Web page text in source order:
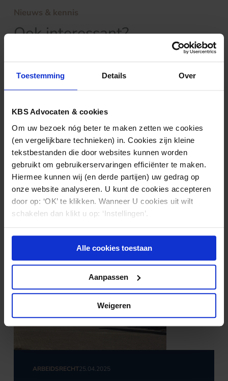
Toestemming Details Over
KBS Advocaten & cookies
Om uw bezoek nóg beter te maken zetten we cookies
(en vergelijkbare technieken) in. Cookies zijn kleine
tekstbestanden die door websites kunnen worden
gebruikt om gebruikerservaringen efficiënter te maken.
Hiermee kunnen wij (en derde partijen) uw gedrag op
onze website analyseren. U kunt de cookies accepteren
door op: ‘OK’ te klikken. Wanneer U cookies uit wilt
schakelen dan klikt u op: ‘Instellingen’.
Alle cookies toestaan
Aanpassen
Weigeren
Nieuws & kennis
Ook interessant?
ARBEIDSRECHT06.05.2025
Opdrachtnemer vangt in twee instanties
bot: geen arbeidsovereenkomst
ARBEIDSRECHT25.04.2025